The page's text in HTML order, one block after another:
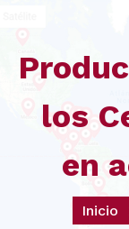
los
en
Inicio